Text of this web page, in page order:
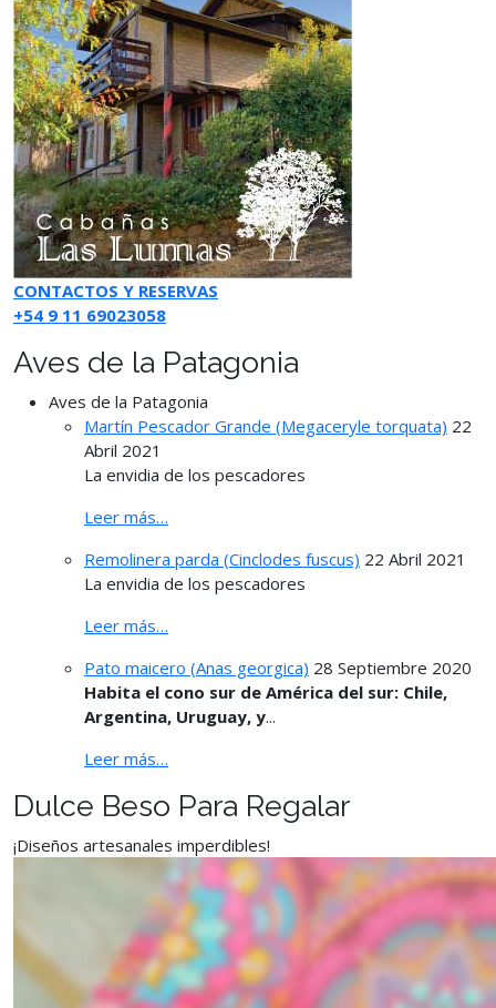
CONTACTOS Y RESERVAS
+54 9 11 69023058
Aves de la Patagonia
Aves de la Patagonia
Martín Pescador Grande (Megaceryle torquata) 22
Abril 2021
La envidia de los pescadores
Leer más…
Remolinera parda (Cinclodes fuscus) 22 Abril 2021
La envidia de los pescadores
Leer más…
Pato maicero (Anas georgica) 28 Septiembre 2020
Habita el cono sur de América del sur: Chile,
Argentina, Uruguay, y...
Leer más…
Dulce Beso Para Regalar
¡Diseños artesanales imperdibles!